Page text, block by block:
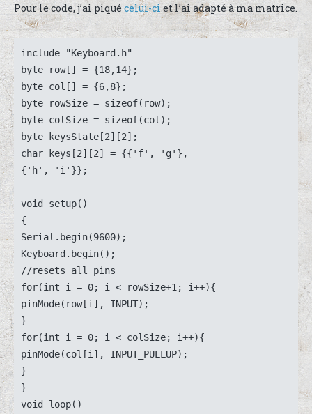
Pour le code, j’ai piqué celui-ciet l’ai adapté à ma matrice.
include "Keyboard.h"
byte row[] = {18,14};
byte col[] = {6,8};
byte rowSize = sizeof(row);
byte colSize = sizeof(col);
byte keysState[2][2];
char keys[2][2] = {{'f', 'g'},
{'h', 'i'}};
void setup()
{
Serial.begin(9600);
Keyboard.begin();
//resets all pins
for(int i = 0; i < rowSize+1; i++){
pinMode(row[i], INPUT);
}
for(int i = 0; i < colSize; i++){
pinMode(col[i], INPUT_PULLUP);
}
}
void loop()